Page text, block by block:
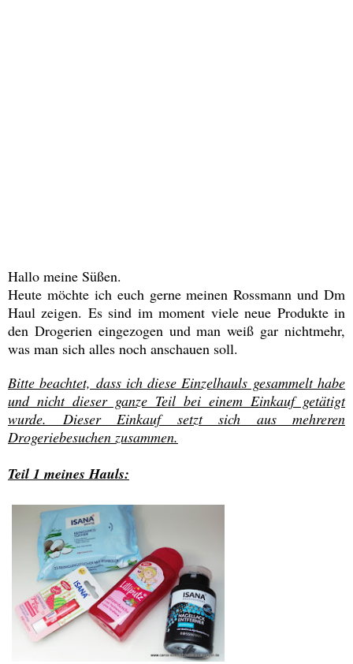
Hallo meine Süßen.
Heute möchte ich euch gerne meinen Rossmann und Dm
Haul zeigen. Es sind im moment viele neue Produkte in
den Drogerien eingezogen und man weiß gar nichtmehr,
was man sich alles noch anschauen soll.
Bitte beachtet, dass ich diese Einzelhauls gesammelt habe
und nicht dieser ganze Teil bei einem Einkauf getätigt
wurde. Dieser Einkauf setzt sich aus mehreren
Drogeriebesuchen zusammen.
Teil 1 meines Hauls: